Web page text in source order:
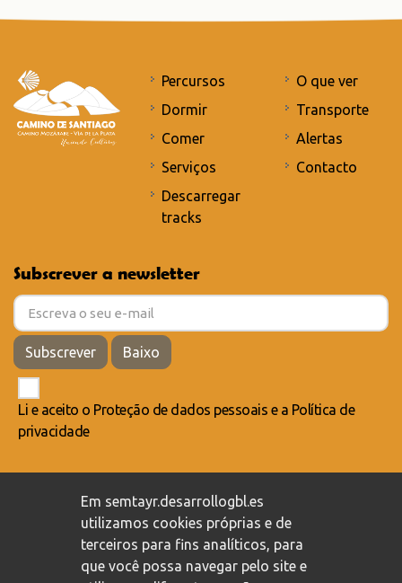
Percursos
Dormir
Comer
Serviços
Descarregar
tracks
O que ver
Transporte
Alertas
Contacto
Subscrever a newsletter
Subscrever Baixo
Li e aceito o Proteção de dados pessoais e a Política de
privacidade
Política de privacidade
/ Política de cookies
Em semtayr.desarrollogbl.es
utilizamos cookies próprias e de
terceiros para fins analíticos, para
que você possa navegar pelo site e